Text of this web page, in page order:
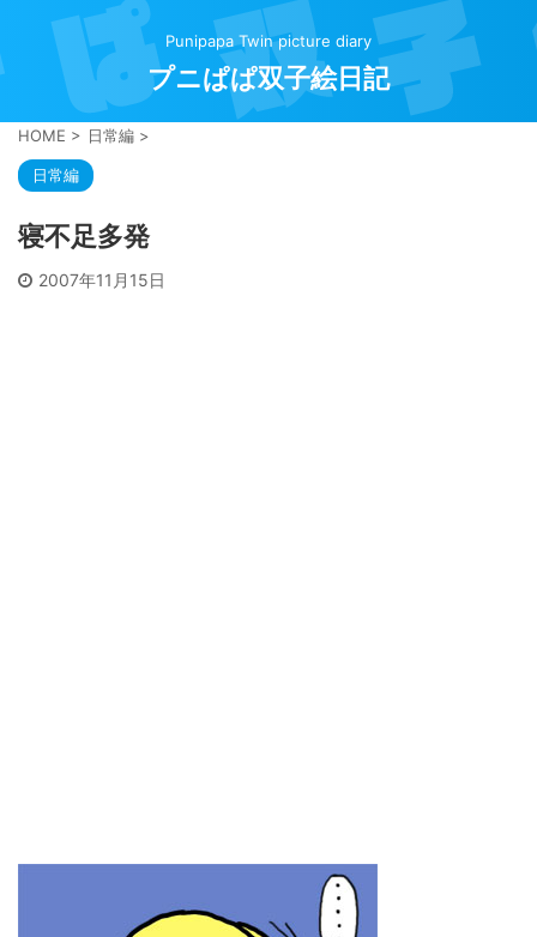
Punipapa Twin picture diary
プニぱぱ双子絵日記
HOME > 日常編 >
日常編
寝不足多発
2007年11月15日